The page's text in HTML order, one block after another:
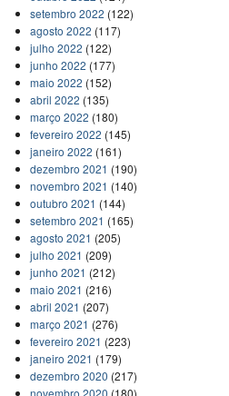
setembro 2022 (122)
agosto 2022 (117)
julho 2022 (122)
junho 2022 (177)
maio 2022 (152)
abril 2022 (135)
março 2022 (180)
fevereiro 2022 (145)
janeiro 2022 (161)
dezembro 2021 (190)
novembro 2021 (140)
outubro 2021 (144)
setembro 2021 (165)
agosto 2021 (205)
julho 2021 (209)
junho 2021 (212)
maio 2021 (216)
abril 2021 (207)
março 2021 (276)
fevereiro 2021 (223)
janeiro 2021 (179)
dezembro 2020 (217)
novembro 2020 (180)